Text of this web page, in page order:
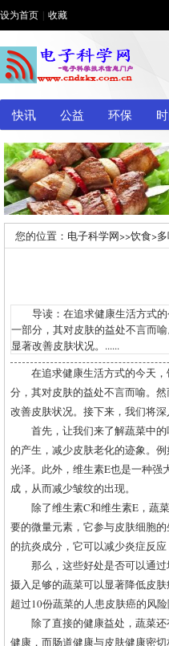
设为首页 收藏
快讯 公益 环保
您的位置： 电子科学网>>饮食>
导读：在追求健康生活方式的
一部分，其对皮肤的益处不言而
显著改善皮肤状况。......
在追求健康生活方式的今天
分，其对皮肤的益处不言而喻。
改善皮肤状况。接下来，我们将
首先，让我们来了解蔬菜中
的产生，减少皮肤老化的迹象。
光泽。此外，维生素E也是一种强
成，从而减少皱纹的出现。
除了维生素C和维生素E，蔬
要的微量元素，它参与皮肤细胞
的抗炎成分，它可以减少炎症反应
那么，这些好处是否可以通
摄入足够的蔬菜可以显著降低皮
超过10份蔬菜的人患皮肤癌的风
除了直接的健康益处，蔬菜
健康，而肠道健康与皮肤健康密